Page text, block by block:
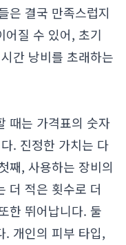
은 결국 만족스럽지
어질 수 있어, 초기
간 낭비를 초래하는
때는 가격표의 숫자
. 진정한 가치는 다
째, 사용하는 장비의
더 적은 횟수로 더
한 뛰어납니다. 둘
. 개인의 피부 타입,